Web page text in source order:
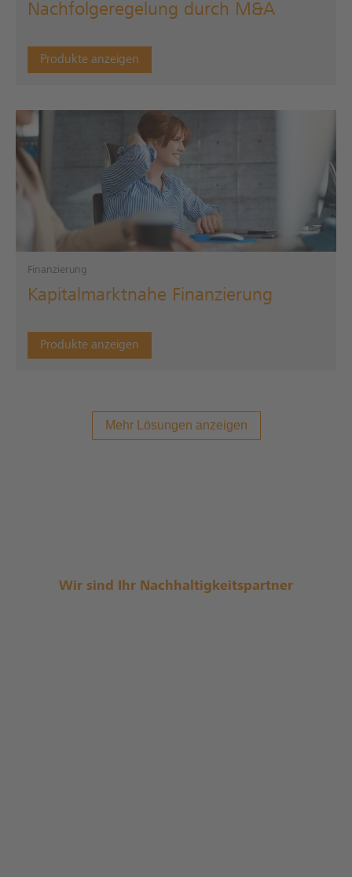
Nachfolgeregelung durch M&A
Produkte anzeigen
Finanzierung
Kapitalmarktnahe Finanzierung
Produkte anzeigen
Mehr Lösungen anzeigen
Wir sind Ihr Nachhaltigkeitspartner